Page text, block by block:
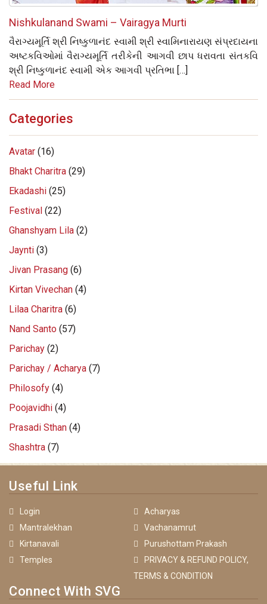
Nishkulanand Swami – Vairagya Murti
વૈરાગ્યમૂર્તિ શ્રી નિષ્કુળાનંદ સ્વામી શ્રી સ્વામિનારાયણ સંપ્રદાયના
અષ્ટકવિઓમાં વૈરાગ્યમૂર્તિ તરીકેની આગવી છાપ ધરાવતા સંતકવિ
શ્રી નિષ્કુળાનંદ સ્વામી એક આગવી પ્રતિભા […]
Read More
Categories
Avatar (16)
Bhakt Charitra (29)
Ekadashi (25)
Festival (22)
Ghanshyam Lila (2)
Jaynti (3)
Jivan Prasang (6)
Kirtan Vivechan (4)
Lilaa Charitra (6)
Nand Santo (57)
Parichay (2)
Parichay / Acharya (7)
Philosofy (4)
Poojavidhi (4)
Prasadi Sthan (4)
Shashtra (7)
Useful Link
Login
Acharyas
Mantralekhan
Vachanamrut
Kirtanavali
Purushottam Prakash
Temples
PRIVACY & REFUND POLICY,
TERMS & CONDITION
Connect With SVG